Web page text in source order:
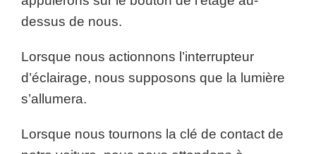
dessus de nous.
Lorsque nous actionnons l’interrupteur
d’éclairage, nous supposons que la lumière
s’allumera.
Lorsque nous tournons la clé de contact de